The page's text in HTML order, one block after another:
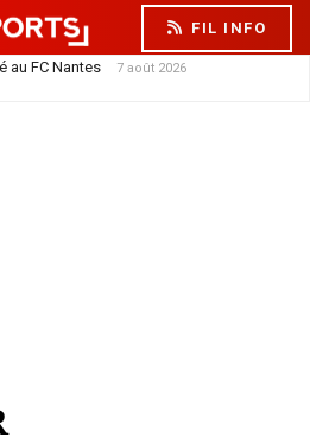
FIL INFO
au FC Nantes 7 août 2026